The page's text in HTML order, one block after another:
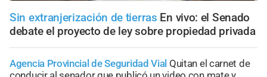
Sin extranjerización de tierras En vivo: el Senado
debate el proyecto de ley sobre propiedad privada
Agencia Provincial de Seguridad Vial Quitan el carnet de